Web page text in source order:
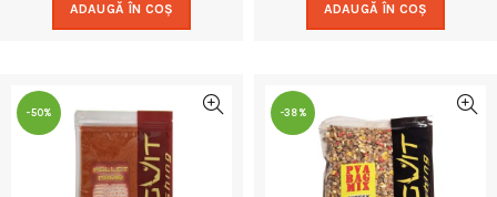
fost:
ADAUGĂ ÎN COȘ
fost:
ADAUGĂ ÎN COȘ
-50% -38%